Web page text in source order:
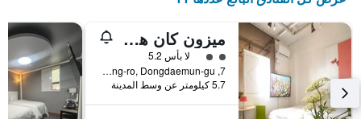
ميزون كان هوتل دونجديمون
تقييم فئة 2لا بأس 5.2
7, Sagajeong-ro, Dongdaemun-gu, سيول, كوريا الجنوبية
5.7 كيلومتر عن وسط المدينة